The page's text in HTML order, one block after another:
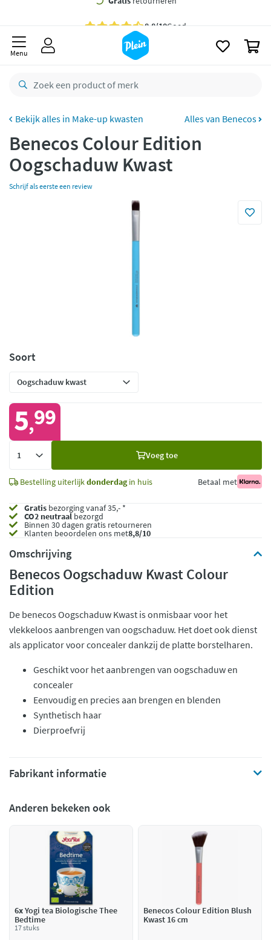
besteld,
Gratisretourneren
Betaal met Klarna
Menu
Make-up kwasten Alles van Benecos
Benecos Colour Edition
Oogschaduw Kwast
Schrijf als eerste een review
Soort
5,99
Voeg toe
Bestelling uiterlijkdonderdagin huis Betaal met
Gratis bezorging vanaf 35,- *
CO2 neutraalbezorgd
Binnen 30 dagen gratis retourneren
Klanten beoordelen ons met8,8/10
Omschrijving
Benecos Oogschaduw Kwast Colour
Edition
De benecos Oogschaduw Kwast is onmisbaar voor het
vlekkeloos aanbrengen van oogschaduw. Het doet ook dienst
als applicator voor concealer dankzij de platte borstelharen.
Geschikt voor het aanbrengen van oogschaduw en
concealer
Eenvoudig en precies aan brengen en blenden
Synthetisch haar
Dierproefvrij
Fabrikant informatie
Anderen bekeken ook
6xYogi tea Biologische Thee
Bedtime
17 stuks
Benecos Colour Edition Blush
Kwast 16 cm